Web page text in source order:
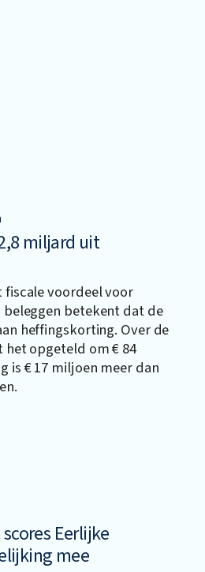
miljard uit
fiscale voordeel voor
betekent dat de
heffingskorting. Over de
het opgeteld om € 84
is € 17 miljoen meer dan
Eerlijke
mee